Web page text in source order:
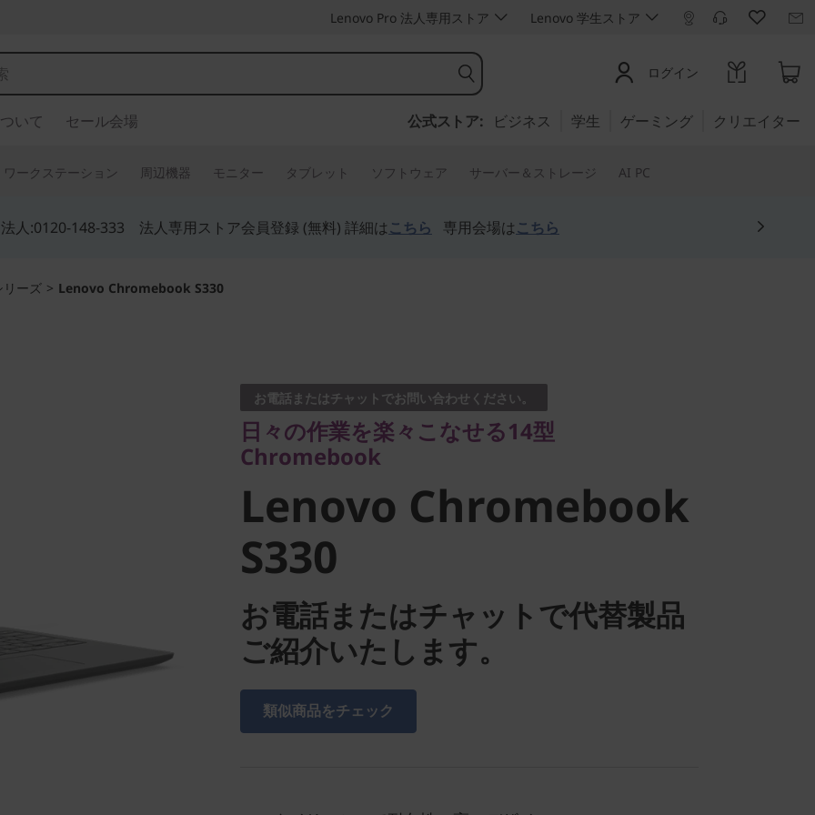
Lenovo Pro 法人専用ストア Lenovo 学生ストア
ログイン
いて セール会場 公式ストア: ビジネス 学生 ゲーミング クリエイター
ワークステーション 周辺機器 モニター タブレット ソフトウェア サーバー＆ストレージ AI PC
人:0120-148-333 法人専用ストア会員登録 (無料) 詳細はこちら 専用会場はこちら
リーズ > Lenovo Chromebook S330
Chromebook
Lenovo
Chromebook S330
お電話またはチャットでお問い合わせください。
日々の作業を楽々こなせる14型
Chromebook
Lenovo Chromebook
S330
お電話またはチャットで代替製品
ご紹介いたします。
類似商品をチェック